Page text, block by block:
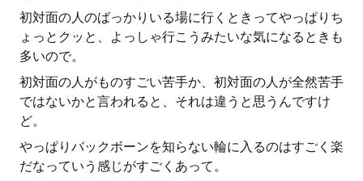
初対面の人のばっかりいる場に行くときってやっぱりち
ょっとクッと、よっしゃ行こうみたいな気になるときも
多いので。
初対面の人がものすごい苦手か、初対面の人が全然苦手
ではないかと言われると、それは違うと思うんですけ
ど。
やっぱりバックボーンを知らない輪に入るのはすごく楽
だなっていう感じがすごくあって。